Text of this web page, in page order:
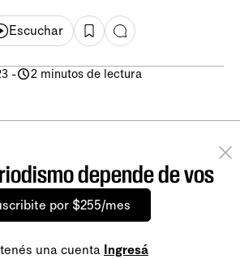
Escuchar
- 2 minutos de lectura
depende de vos
por $255/mes
una cuenta Ingresá